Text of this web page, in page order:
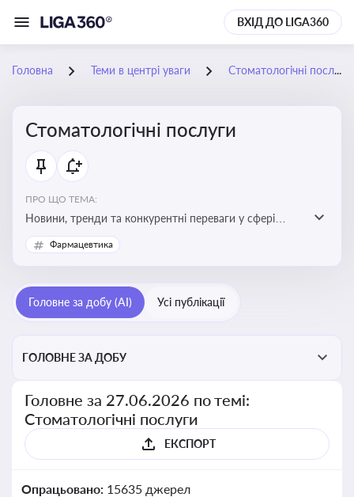
ВХІД ДО LIGA360
Головна Теми в центрі уваги Стоматологічні послуги
Стоматологічні послуги
ПРО ЩО ТЕМА:
Новини, тренди та конкурентні переваги у сфері
стоматологічних послуг. Використання новітніх
технологій та стратегій для покращення
Фармацевтика
Головне за добу (AI) Усі публікації
ГОЛОВНЕ ЗА ДОБУ
Головне за 27.06.2026 по темі:
Стоматологічні послуги
ЕКСПОРТ
Опрацьовано: 15635 джерел